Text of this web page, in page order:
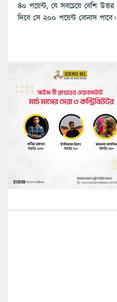
৪০ পয়েন্ট, যে সবচেয়ে বেশি উত্তর
দিবে সে ২০০ পয়েন্ট বোনাস পাবে।